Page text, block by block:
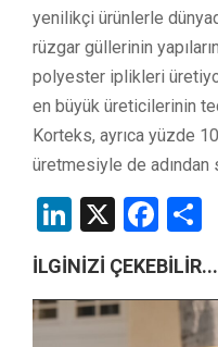
yenilikçi ürünlerle
rüzgar güllerinin
polyester iplikleri
en büyük üreticilerinin
Korteks, ayrıca yüzde
üretmesiyle de
LinkedIn
X
İLGİNİZİ ÇEKEBİLİR...